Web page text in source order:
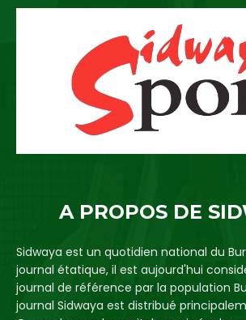
A PROPOS DE
Sidwaya est un quotidien national du
journal étatique, il est aujourd'hui
journal de référence par la population
journal Sidwaya est distribué